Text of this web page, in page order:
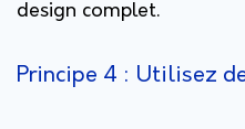
design complet.
Principe 4 : Utilisez